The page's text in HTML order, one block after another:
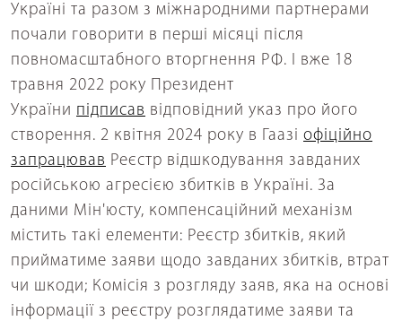
Україні та разом з міжнародними партнерами
почали говорити в перші місяці після
повномасштабного вторгнення РФ. І вже 18
травня 2022 року Президент
України підписав відповідний указ про його
створення. 2 квітня 2024 року в Гаазі офіційно
запрацював Реєстр відшкодування завданих
російською агресією збитків в Україні. За
даними Мін'юсту, компенсаційний механізм
містить такі елементи: Реєстр збитків, який
прийматиме заяви щодо завданих збитків, втрат
чи шкоди; Комісія з розгляду заяв, яка на основі
інформації з реєстру розглядатиме заяви та